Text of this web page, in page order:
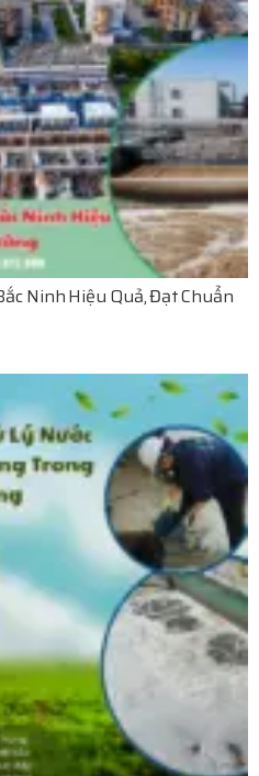
Ninh Hiệu Quả, Đạt Chuẩn